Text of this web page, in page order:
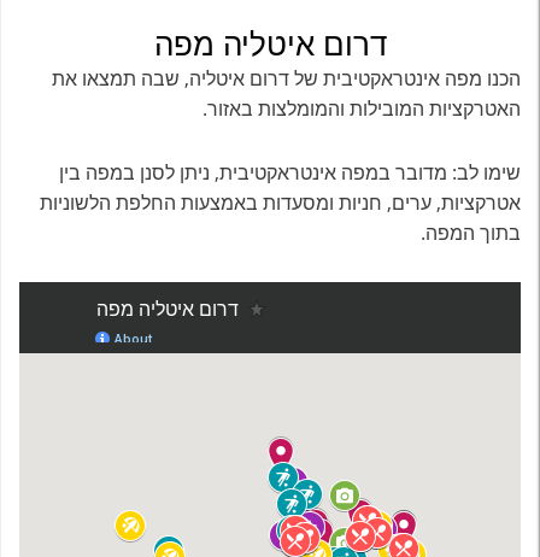
דרום איטליה מפה
הכנו מפה אינטראקטיבית של דרום איטליה, שבה תמצאו את
האטרקציות המובילות והמומלצות באזור.
שימו לב: מדובר במפה אינטראקטיבית, ניתן לסנן במפה בין
אטרקציות, ערים, חניות ומסעדות באמצעות החלפת הלשוניות
בתוך המפה.